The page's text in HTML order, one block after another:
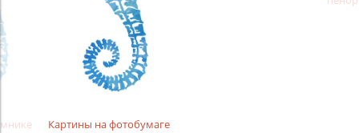
Картины на фотобумаге